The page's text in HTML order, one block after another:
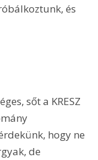
és
sőt a KRESZ
hogy ne
de